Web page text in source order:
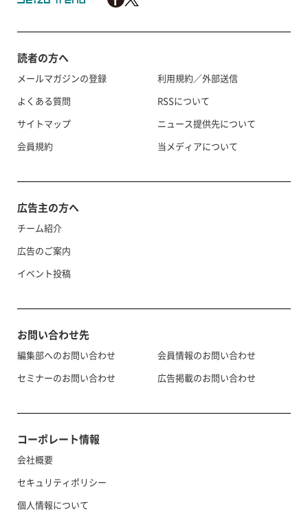
読者の方へ
メールマガジンの登録
よくある質問
サイトマップ
会員規約
利用規約／外部送信
RSSについて
ニュース提供先について
当メディアについて
広告主の方へ
チーム紹介
広告のご案内
イベント投稿
お問い合わせ先
編集部へのお問い合わせ
セミナーのお問い合わせ
会員情報のお問い合わせ
広告掲載のお問い合わせ
コーポレート情報
会社概要
セキュリティポリシー
個人情報について